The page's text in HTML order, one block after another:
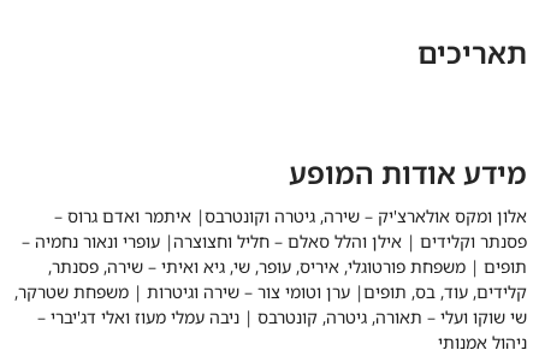
תאריכים
מידע אודות המופע
אלון ומקס אולארצ'יק – שירה, גיטרה וקונטרבס| איתמר ואדם גרוס –
פסנתר וקלידים | אילן והלל סאלם – חליל וחצוצרה| עופרי ונאור נחמיה –
תופים | משפחת פורטוגלי, איריס, עופר, שי, גיא ואיתי – שירה, פסנתר,
קלידים, עוד, בס, תופים| ערן וטומי צור – שירה וגיטרות | משפחת שטרקר,
שי שוקו ועלי – תאורה, גיטרה, קונטרבס | ניבה עמלי מעוז ואלי דג'יברי –
ניהול אמנותי